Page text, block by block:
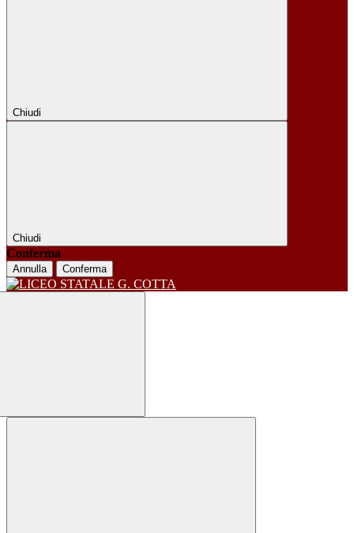
Chiudi
Chiudi
Conferma
Annulla Conferma